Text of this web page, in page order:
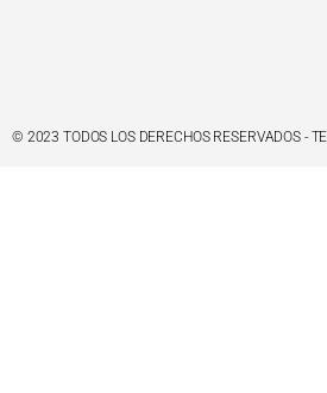
© 2023 TODOS LOS DERECHOS RESERVADOS -